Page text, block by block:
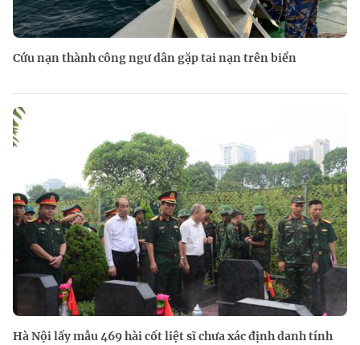
Cứu nạn thành công ngư dân gặp tai nạn trên biển
Hà Nội lấy mẫu 469 hài cốt liệt sĩ chưa xác định danh tính